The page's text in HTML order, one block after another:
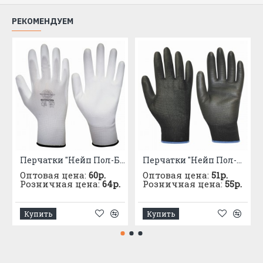
СФЕРЫ ПРИМЕНЕНИЯ
Строительство и ремонт, слесарно-монтажные
работы, сельское хозяйство, деревообработка,
садово-огородные работы, складские и погрузо-
разгрузочные работы.
РЕКОМЕНДУЕМ
Перчатки "Нейп Пол-Б" (нейлон с полиуретаном)
Оптовая цена: 60р.
Розничная цена:64р.
Купить
Перчатки "Нейп Пол-Ч" (нейлон с полиуретаном)
Оптовая цена: 51р.
Розничная цена:55р.
Купить